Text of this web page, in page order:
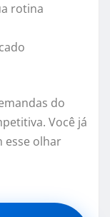
rotina
do
Você já
esse olhar